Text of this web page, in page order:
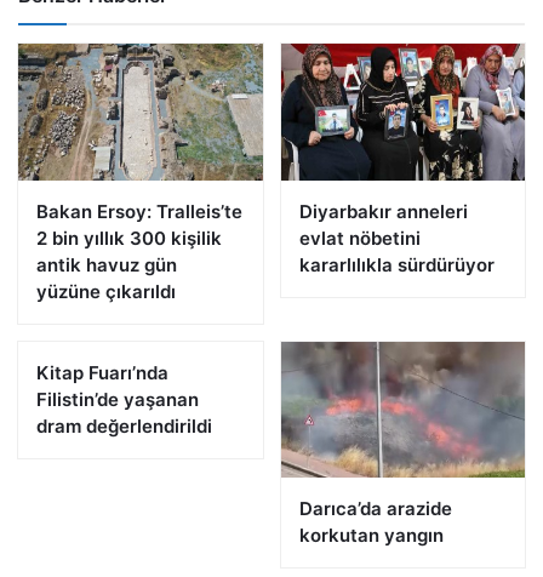
Bakan Ersoy: Tralleis’te
2 bin yıllık 300 kişilik
antik havuz gün
yüzüne çıkarıldı
Diyarbakır anneleri
evlat nöbetini
kararlılıkla sürdürüyor
Kitap Fuarı’nda
Filistin’de yaşanan
dram değerlendirildi
Darıca’da arazide
korkutan yangın